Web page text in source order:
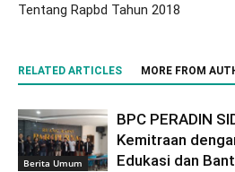
Tentang Rapbd Tahun 2018
RELATED ARTICLES MORE FROM
Berita Umum
BPC PERADIN
Kemitraan
Edukasi dan